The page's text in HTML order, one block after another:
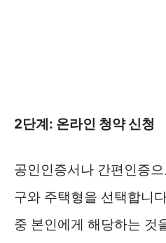
2단계: 온라인 청약 신청
공인인증서나 간편인증
구와 주택형을 선택합니
중 본인에게 해당하는 것